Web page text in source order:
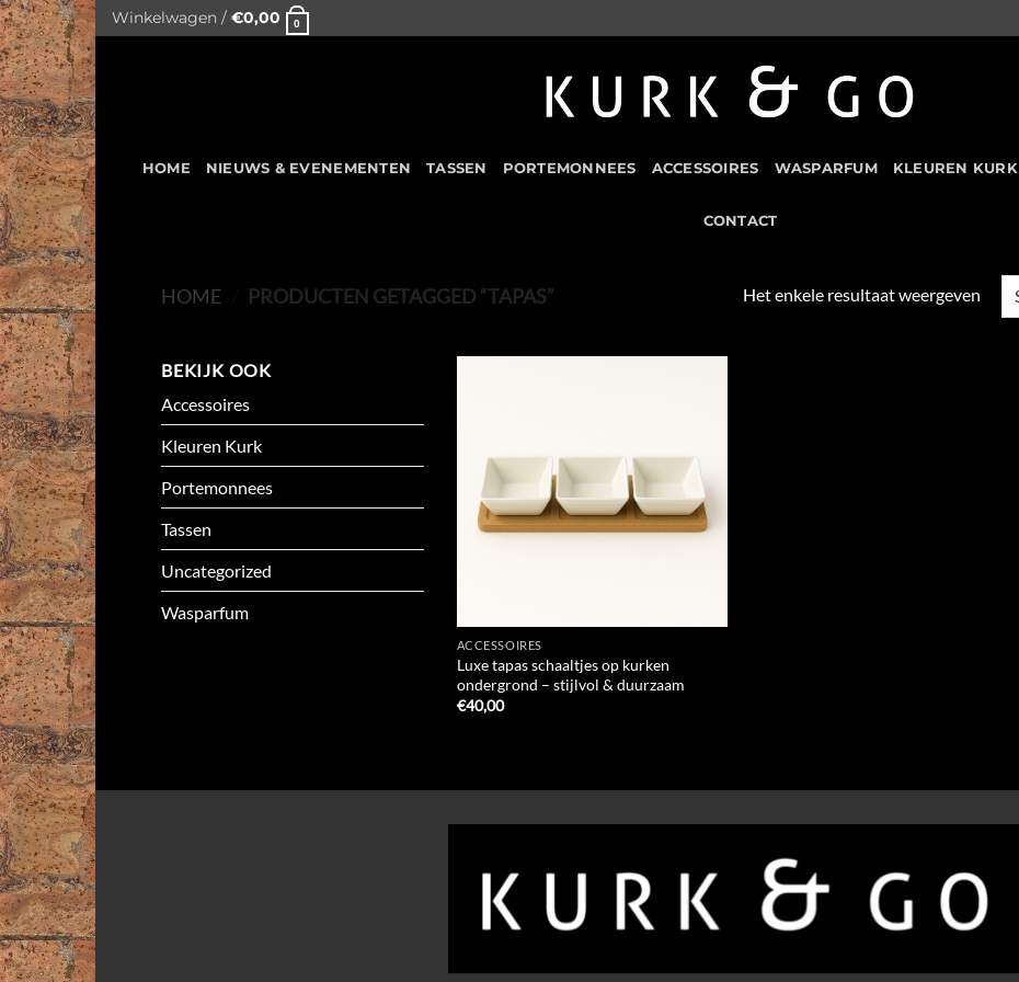
Skip
to
content
Winkelwagen / €0,00 0
HOME NIEUWS & EVENEMENTEN TASSEN PORTEMONNEES ACCESSOIRES WASPARFUM KLEUREN KURK
CONTACT
HOME PRODUCTEN GETAGGED “TAPAS” Het enkele resultaat weergeven
BEKIJK OOK
Accessoires
Kleuren Kurk
Portemonnees
Tassen
Uncategorized
Wasparfum
ACCESSOIRES
Luxe tapas schaaltjes op kurken
ondergrond – stijlvol & duurzaam
€40,00